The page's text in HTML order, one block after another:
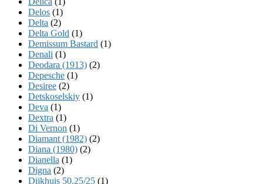
Delos (1)
Delta (2)
Delta Gold (1)
Demissum Bastard (1)
Denali (1)
Deodara (1913) (2)
Depesche (1)
Desiree (2)
Detskoselskiy (1)
Deva (1)
Dextra (1)
Di Vernon (1)
Diamant (1982) (2)
Diana (1980) (2)
Dianella (1)
Digna (2)
Dijkhuis 50.25/25 (1)